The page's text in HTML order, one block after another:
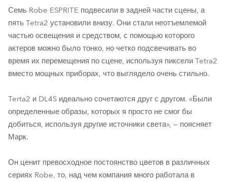
Семь Robe ESPRITE подвесили в задней части сцены, а
пять Tetra2 установили внизу. Они стали неотъемлемой
частью освещения и средством, с помощью которого
актеров можно было тонко, но четко подсвечивать во
время их перемещения по сцене, используя пиксели Tetra2
вместо мощных приборах, что выглядело очень стильно.
Terta2 и DL4S идеально сочетаются друг с другом. «Были
определенные образы, которых я просто не смог бы
добиться, используя другие источники света», — поясняет
Марк.
Он ценит превосходное постоянство цветов в различных
сериях Robe, то, над чем компания много работала в